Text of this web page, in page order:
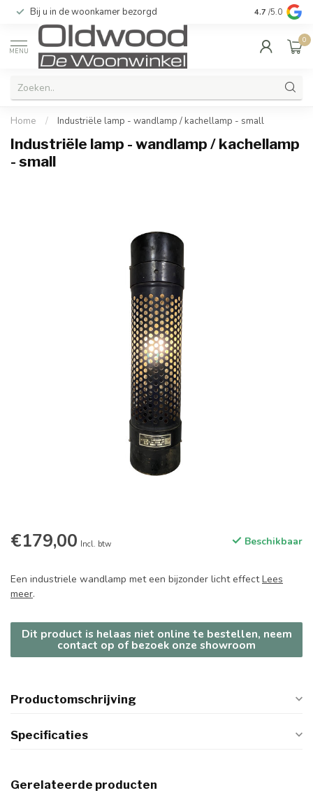
Bij u in de woonkamer bezorgd Kwaliteit &
4.7 /5.0
MENU
0
Home / Industriële lamp - wandlamp / kachellamp - small
Industriële lamp - wandlamp / kachellamp
- small
€179,00 Incl. btw Beschikbaar
Een industriele wandlamp met een bijzonder licht effectLees
meer.
Dit product is helaas niet online te bestellen, neem
contact op of bezoek onze showroom
Productomschrijving
Specificaties
Gerelateerde producten